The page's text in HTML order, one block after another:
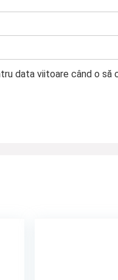
data viitoare când o să